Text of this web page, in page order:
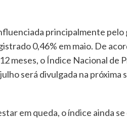
principalmente pelo
0,46% em maio. De
meses, o Índice Nacional de
será divulgada na próxima
em queda, o índice ainda